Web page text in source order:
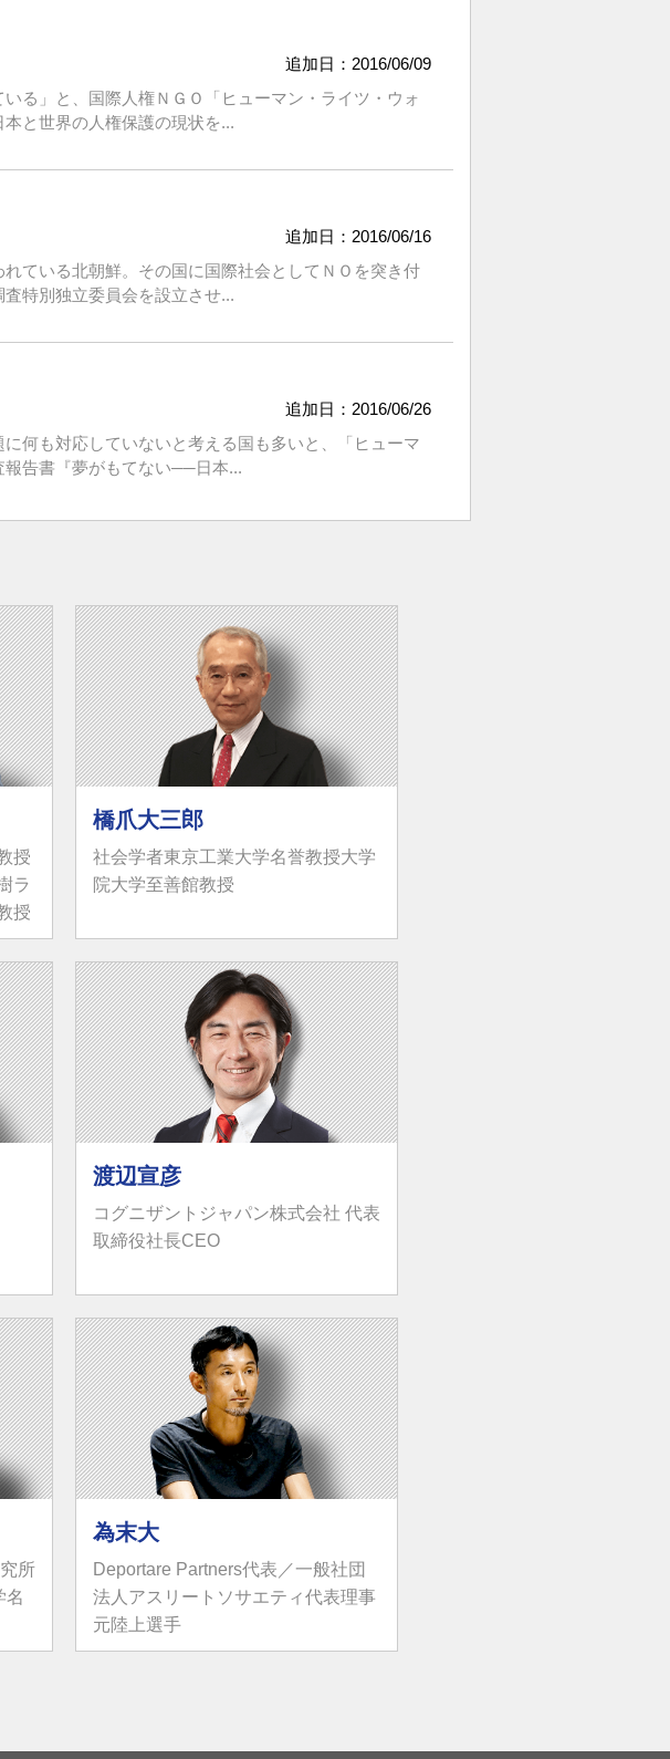
追加日：2016/06/09
る」と、国際人権ＮＧＯ「ヒューマン・ライツ・ウォ
と世界の人権保護の現状を...
追加日：2016/06/16
ている北朝鮮。その国に国際社会としてＮＯを突き付
特別独立委員会を設立させ...
追加日：2016/06/26
何も対応していないと考える国も多いと、「ヒューマ
報告書『夢がもてない──日本...
授
ラ
授
橋爪大三郎
社会学者東京工業大学名誉教授大学
院大学至善館教授
渡辺宣彦
コグニザントジャパン株式会社 代表
取締役社長CEO
所
名
為末大
Deportare Partners代表／一般社団
法人アスリートソサエティ代表理事
元陸上選手